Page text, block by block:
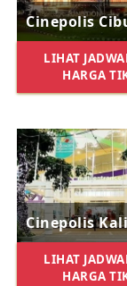
LIHAT
HARGA
LIHAT
HARGA